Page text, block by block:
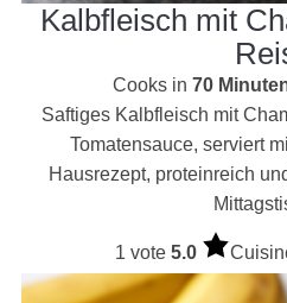
Kalbfleisch mit
Cooks in 70
Saftiges Kalbfleisch mit
Tomatensauce, serviert
Hausrezept, proteinreich
1 vote 5.0